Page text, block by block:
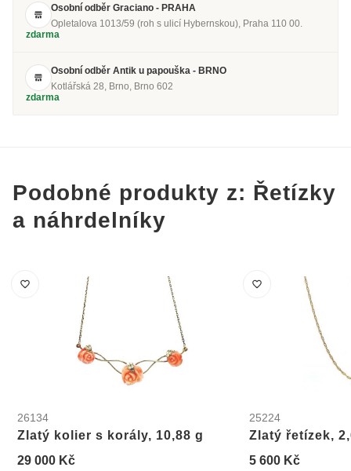
Osobní odběr Graciano - PRAHA
Opletalova 1013/59 (roh s ulicí Hybernskou), Praha 110 00.
zdarma
Osobní odběr Antik u papouška - BRNO
Kotlářská 28, Brno, Brno 602
zdarma
Podobné produkty z: Řetízky
a náhrdelníky
26134
Zlatý kolier s korály, 10,88 g
29 000 Kč
25224
Zlatý řetízek,
5 600 Kč